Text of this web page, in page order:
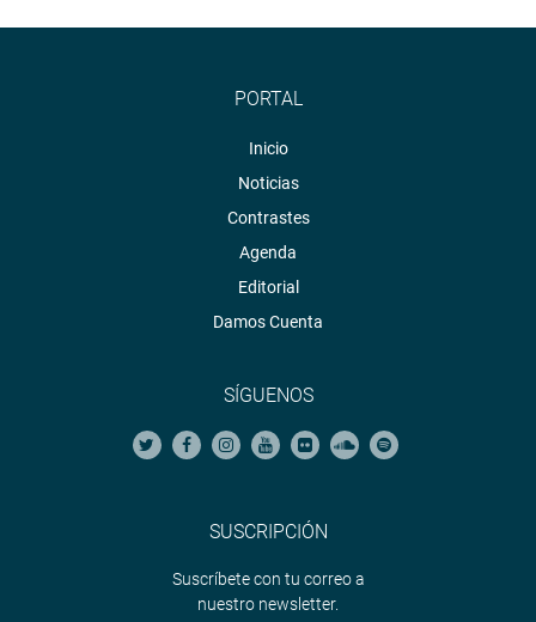
PORTAL
Inicio
Noticias
Contrastes
Agenda
Editorial
Damos Cuenta
SÍGUENOS
SUSCRIPCIÓN
Suscríbete con tu correo a
nuestro newsletter.